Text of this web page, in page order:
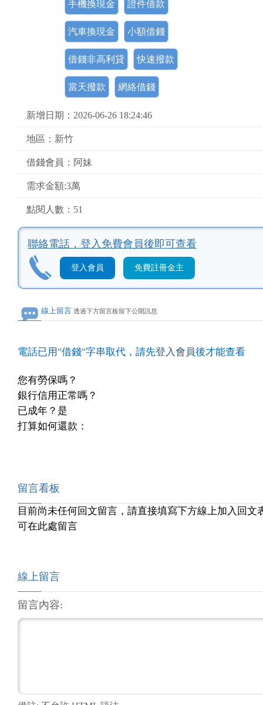
手機換現金 證件借款
汽車換現金 小額借錢
借錢非高利貸 快速撥款
當天撥款 網絡借錢
新增日期：2026-06-26 18:24:46
地區：新竹
借錢會員：阿妹
需求金額:3萬
點閱人數：51
聯絡電話， 登入免費會員後即可查看
登入會員 免費註冊金主
線上留言 透過下方留言板留下公開訊息
電話已用"借錢"字串取代，請先登入會員後才能查看
您有勞保嗎？
銀行信用正常嗎？
已成年？是
打算如何還款：
留言看板
目前尚未任何回文留言，請直接填寫下方線上加入回文
可在此處留言
線上留言
留言內容: